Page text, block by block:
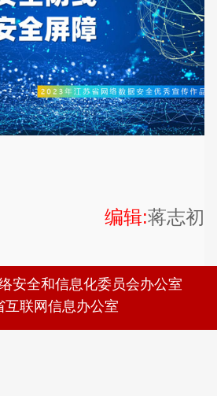
编辑:蒋志初
安全和信息化委员会办公室
互联网信息办公室